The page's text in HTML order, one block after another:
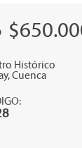
Histórico
Cuenca